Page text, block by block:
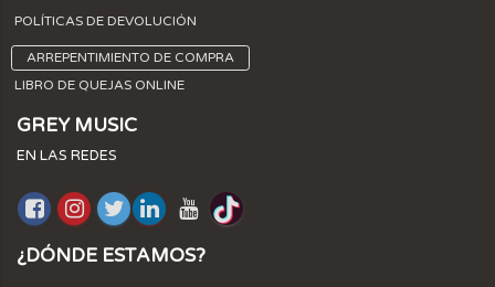
POLÍTICAS DE DEVOLUCIÓN
ARREPENTIMIENTO DE COMPRA
LIBRO DE QUEJAS ONLINE
GREY MUSIC
EN LAS REDES
¿DÓNDE ESTAMOS?